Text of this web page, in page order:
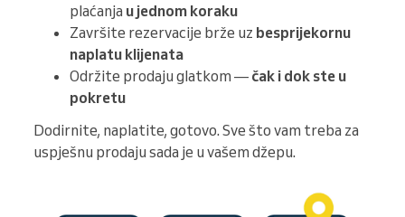
plaćanja u jednom koraku
Završite rezervacije brže uz besprijekornu
naplatu klijenata
Održite prodaju glatkom — čak i dok ste u
pokretu
Dodirnite, naplatite, gotovo. Sve što vam treba za
uspješnu prodaju sada je u vašem džepu.